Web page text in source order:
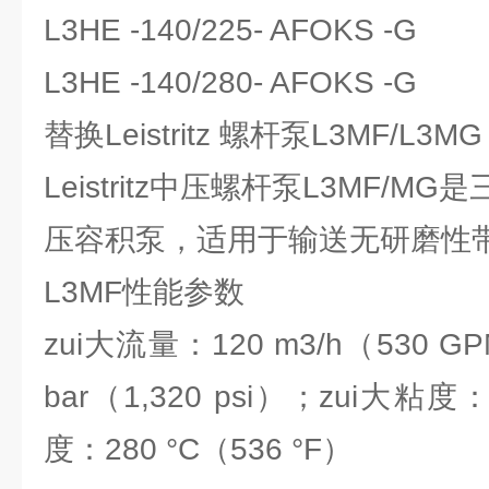
L3HE -140/225- AFOKS -G
L3HE -140/280- AFOKS -G
替换Leistritz 螺杆泵L3MF/
Leistritz中压螺杆泵L3MF/MG是
压容积泵，适用于输送无研磨性
L3MF性能参数
zui大流量：120 m3/h（530
bar（1,320 psi）；zui大粘度
度：280 °C（536 °F）